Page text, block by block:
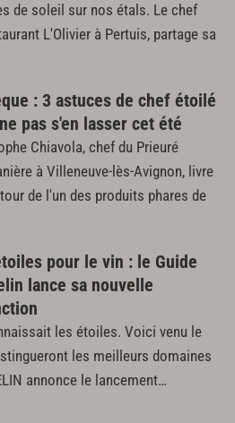
de soleil sur nos étals. Le chef
L'Olivier à Pertuis, partage sa
: 3 astuces de chef étoilé
pas s'en lasser cet été
Chiavola, chef du Prieuré
à Villeneuve-lès-Avignon, livre
de l'un des produits phares de
pour le vin : le Guide
lance sa nouvelle
les étoiles. Voici venu le
les meilleurs domaines
annonce le lancement…